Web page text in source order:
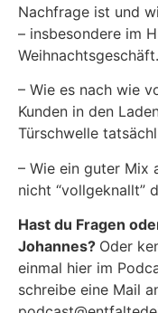
Nachfrage ist und
– insbesondere im
Weihnachtsgeschäft.
– Wie es nach wie
Kunden in den
Türschwelle
– Wie ein guter Mix
nicht “vollgeknallt”
Hast du Fragen
Johannes? Oder
einmal hier im
schreibe eine Mail